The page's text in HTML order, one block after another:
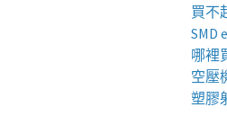
買不
SMD
哪裡
空壓
塑膠